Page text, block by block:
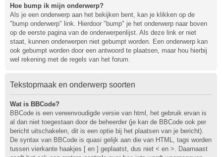
Hoe bump ik mijn onderwerp?
Als je een onderwerp aan het bekijken bent, kan je klikken op de
"bump onderwerp" link. Hierdoor "bump" je het onderwerp naar boven
op de eerste pagina van de onderwerpenlijst. Als deze link er niet
staat, kunnen onderwerpen niet gebumpt worden. Een onderwerp kan
ook gebumpt worden door een antwoord te plaatsen, maar hou hierbij
wel rekening met de regels van het forum.
Tekstopmaak en onderwerp soorten
Wat is BBCode?
BBCode is een vereenvoudigde versie van html, het gebruik ervan is
al dan niet toegestaan door de beheerder (je kan de BBCode ook per
bericht uitschakelen, dit is een optie bij het plaatsen van je bericht).
De syntax van BBCode is quasi gelijk aan die van HTML, tags worden
tussen vierkante haakjes [ en ] geplaatst, dus niet < en >. Daarnaast